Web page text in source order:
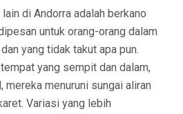
di Andorra adalah berkano
untuk orang-orang dalam
yang tidak takut apa pun.
yang sempit dan dalam,
mereka menuruni sungai aliran
Variasi yang lebih